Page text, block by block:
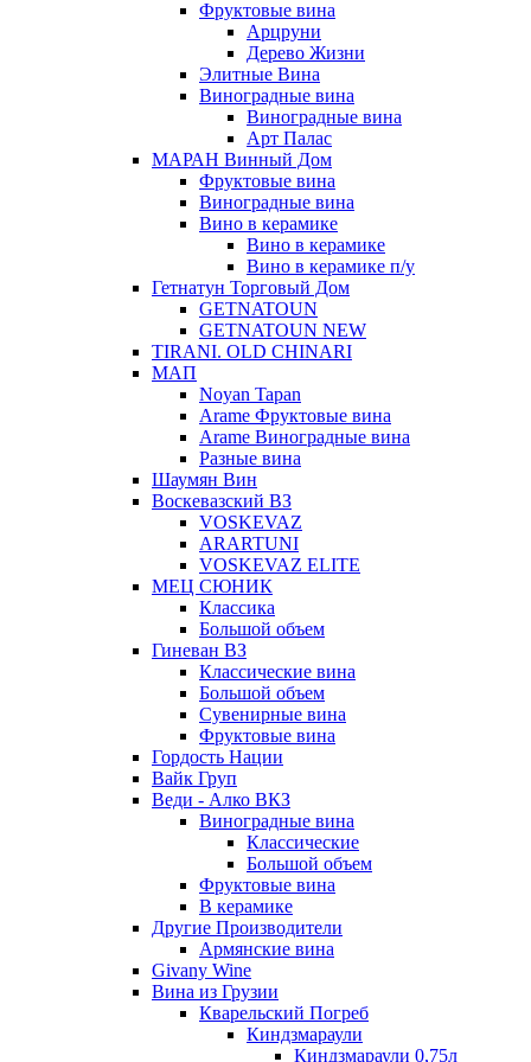
Фруктовые вина
Арцруни
Дерево Жизни
Элитные Вина
Виноградные вина
Виноградные вина
Арт Палас
МАРАН Винный Дом
Фруктовые вина
Виноградные вина
Вино в керамике
Вино в керамике
Вино в керамике п/у
Гетнатун Торговый Дом
GETNATOUN
GETNATOUN NEW
TIRANI. OLD CHINARI
МАП
Noyan Tapan
Arame Фруктовые вина
Arame Виноградные вина
Разные вина
Шаумян Вин
Воскевазский ВЗ
VOSKEVAZ
ARARTUNI
VOSKEVAZ ELITE
МЕЦ СЮНИК
Классика
Большой объем
Гиневан ВЗ
Классические вина
Большой объем
Сувенирные вина
Фруктовые вина
Гордость Нации
Вайк Груп
Веди - Алко ВКЗ
Виноградные вина
Классические
Большой объем
Фруктовые вина
В керамике
Другие Производители
Армянские вина
Givany Wine
Вина из Грузии
Кварельский Погреб
Киндзмараули
Киндзмараули 0,75л